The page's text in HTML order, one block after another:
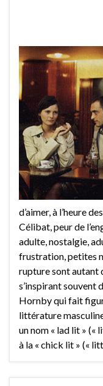
d’aimer, à l’heure
Célibat, peur de
adulte, nostalgie,
frustration, petites
rupture sont autant
s’inspirant souvent
Hornby qui fait
littérature
un nom « lad lit »
à la « chick lit » («